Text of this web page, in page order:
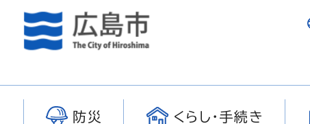
防災 くらし・手続き